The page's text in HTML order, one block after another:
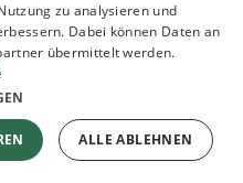
ENGLISH
zu analysieren und
Dabei können Daten an
übermittelt werden.
ALLE ABLEHNEN